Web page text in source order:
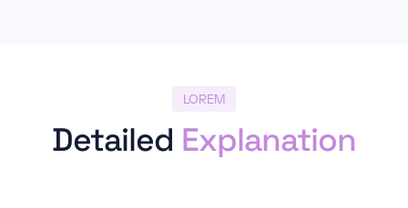
LOREM
Detailed Explanation